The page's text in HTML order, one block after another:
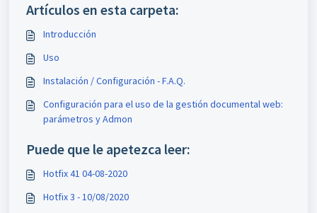
Artículos en esta carpeta:
Introducción
Uso
Instalación / Configuración - F.A.Q.
Configuración para el uso de la gestión documental web:
parámetros y Admon
Puede que le apetezca leer:
Hotfix 41 04-08-2020
Hotfix 3 - 10/08/2020